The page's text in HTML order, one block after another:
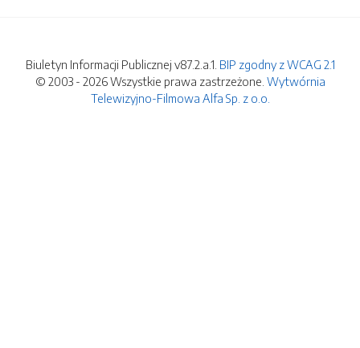
Biuletyn Informacji Publicznej v87.2.a.1. BIP zgodny z WCAG 2.1
© 2003 - 2026 Wszystkie prawa zastrzeżone. Wytwórnia
Telewizyjno-Filmowa Alfa Sp. z o.o.